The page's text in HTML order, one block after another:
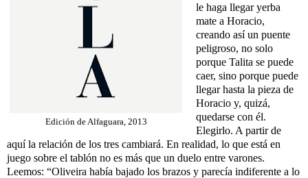
Edición de Alfaguara, 2013
le haga llegar yerba
mate a Horacio,
creando así un puente
peligroso, no solo
porque Talita se puede
caer, sino porque puede
llegar hasta la pieza de
Horacio y, quizá,
quedarse con él.
Elegirlo. A partir de
aquí la relación de los tres cambiará. En realidad, lo que está en
juego sobre el tablón no es más que un duelo entre varones.
Leemos: “Oliveira había bajado los brazos y parecía indiferente a lo